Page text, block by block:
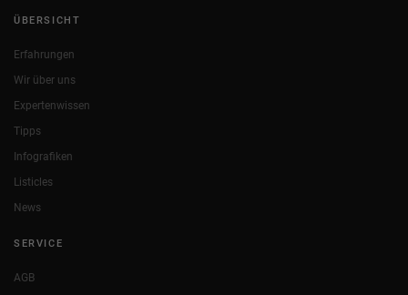
ÜBERSICHT
Erfahrungen
Wir über uns
Expertenwissen
Tipps
Infografiken
Listicles
News
SERVICE
AGB